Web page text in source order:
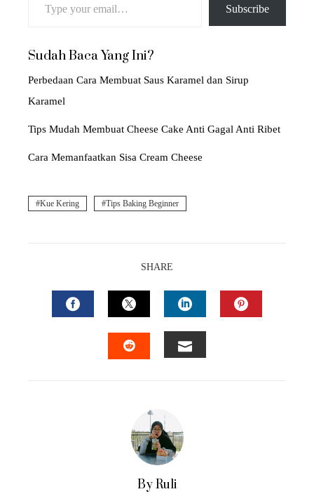
Subscribe
Sudah Baca Yang Ini?
Perbedaan Cara Membuat Saus Karamel dan Sirup
Karamel
Tips Mudah Membuat Cheese Cake Anti Gagal Anti Ribet
Cara Memanfaatkan Sisa Cream Cheese
Kue Kering Tips Baking Beginner
SHARE
FACEBOOKTWITTERLINKEDIN
By Ruli